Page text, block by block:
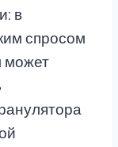
в
спросом
может